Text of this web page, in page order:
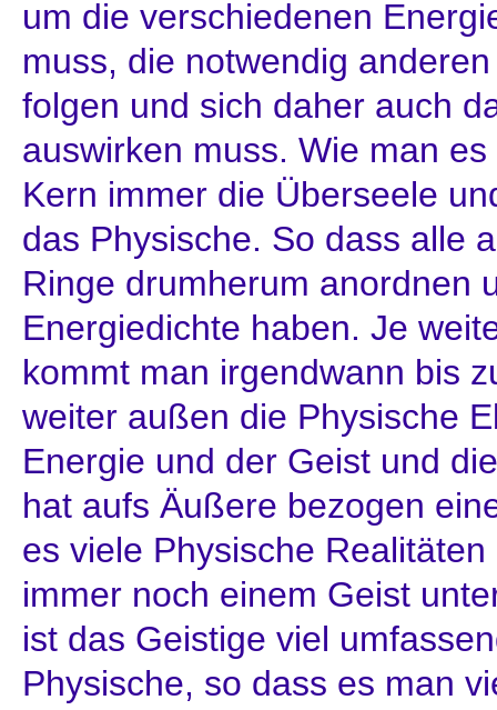
um die verschiedenen
muss, die notwendig
folgen und sich daher auch
auswirken muss. Wie man
Kern immer die Überseele
das Physische. So dass alle
Ringe drumherum anordnen
Energiedichte haben. Je
kommt man irgendwann bis
weiter außen die Physische
Energie und der Geist und
hat aufs Äußere bezogen
es viele Physische
immer noch einem Geist
ist das Geistige viel
Physische, so dass es man